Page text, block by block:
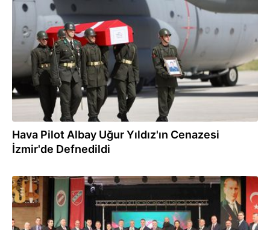
05.06.2024
Hava Pilot Albay Uğur Yıldız'ın Cenazesi
İzmir'de Defnedildi
03.06.2024